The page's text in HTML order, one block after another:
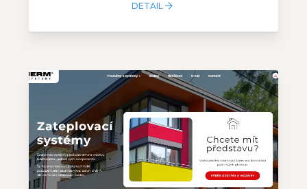
DETAIL